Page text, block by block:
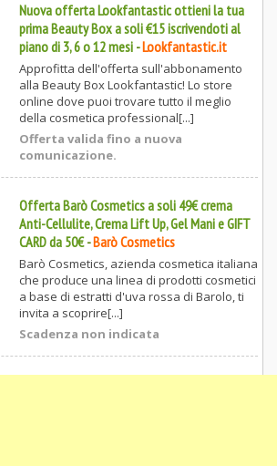
Nuova offerta Lookfantastic ottieni la tua
prima Beauty Box a soli €15 iscrivendoti al
piano di 3, 6 o 12 mesi-Lookfantastic.it
Approfitta dell'offerta sull'abbonamento
alla Beauty Box Lookfantastic! Lo store
online dove puoi trovare tutto il meglio
della cosmetica professional[...]
Offerta valida fino a nuova
comunicazione.
Offerta Barò Cosmetics a soli 49€ crema
Anti-Cellulite, Crema Lift Up, Gel Mani e GIFT
CARD da 50€-Barò Cosmetics
Barò Cosmetics, azienda cosmetica italiana
che produce una linea di prodotti cosmetici
a base di estratti d'uva rossa di Barolo, ti
invita a scoprire[...]
Scadenza non indicata